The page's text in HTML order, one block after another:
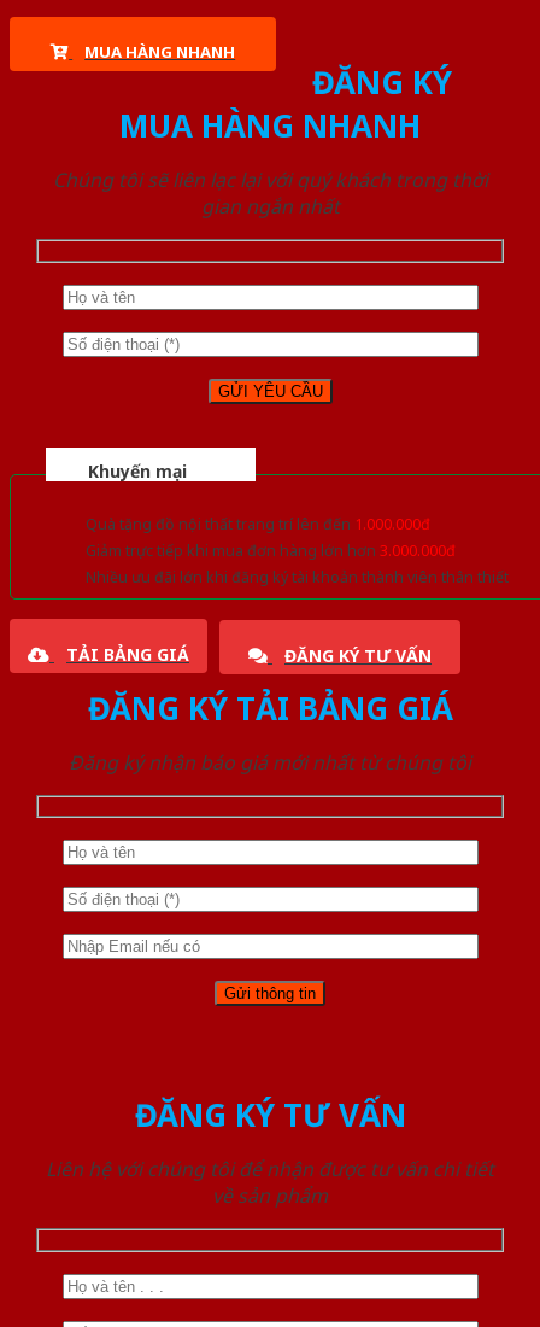
MUA HÀNG NHANH
ĐĂNG KÝ
MUA HÀNG NHANH
Chúng tôi sẽ liên lạc lại với quý khách trong thời
gian ngắn nhất
Khuyến mại
Quà tặng đồ nội thất trang trí lên đến 1.000.000đ
Giảm trực tiếp khi mua đơn hàng lớn hơn 3.000.000đ
Nhiều ưu đãi lớn khi đăng ký tài khoản thành viên thân thiết
TẢI BẢNG GIÁ ĐĂNG KÝ TƯ VẤN
ĐĂNG KÝ TẢI BẢNG GIÁ
Đăng ký nhận báo giá mới nhất từ chúng tôi
ĐĂNG KÝ TƯ VẤN
Liên hệ với chúng tôi để nhận được tư vấn chi tiết
về sản phẩm